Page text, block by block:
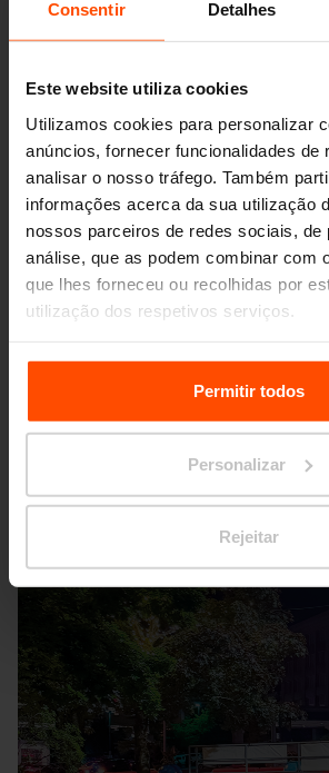
Consentir Detalhes
Este website utiliza cookies
Utilizamos cookies para personalizar
anúncios, fornecer funcionalidades de
analisar o nosso tráfego. Também
informações acerca da sua utilização
nossos parceiros de redes sociais, de
análise, que as podem combinar com
que lhes forneceu ou recolhidas por
utilização dos respetivos serviços.
Para mais informações, por favor
Relating to the Processing Personal
Permitir todos
Personalizar
Rejeitar
Seattle – Popup park